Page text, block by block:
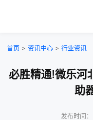
首页 > 资讯中心 > 行业资讯
必胜精通!微乐河
助
发布时间